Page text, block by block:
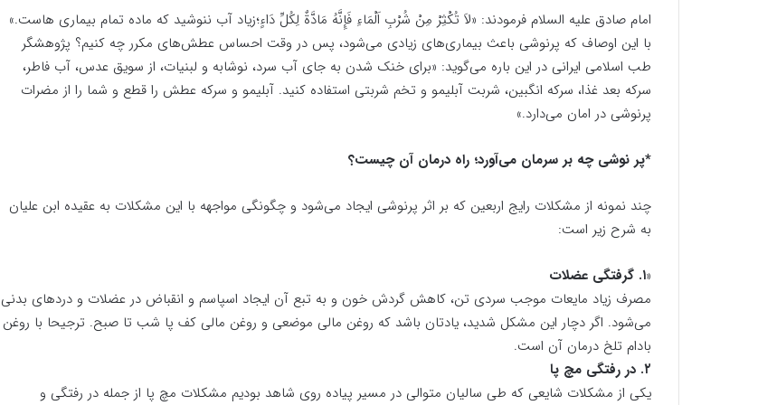
امام صادق علیه السلام فرمودند: «لاَ تُکْثِرْ مِنْ شُرْبِ اَلْمَاءِ فَإِنَّهُ مَادَّةٌ لِکُلِّ دَاءٍ؛زیاد آب ننوشید که ماده تمام بیماری هاست.»
با این اوصاف که پرنوشی باعث بیماری‌های زیادی می‌شود، پس در وقت احساس عطش‌های مکرر چه کنیم؟ پژوهشگر
طب اسلامی ایرانی در این باره می‌گوید: «برای خنک شدن به جای آب سرد، نوشابه و لبنیات، از سویق عدس، آب فاطر،
سرکه بعد غذا، سرکه انگبین، شربت آبلیمو و تخم شربتی استفاده کنید. آبلیمو و سرکه عطش را قطع و شما را از مضرات
پرنوشی در امان می‌دارد.»
*پر نوشی چه بر سرمان می‌آورد؛ راه درمان آن چیست؟
چند نمونه از مشکلات رایج اربعین که بر اثر پرنوشی ایجاد می‌شود و چگونگی مواجهه با این مشکلات به عقیده ابن علیان
به شرح زیر است:
«۱. گرفتگی عضلات
مصرف زیاد مایعات موجب سردی تن، کاهش گردش خون و به تبع آن ایجاد اسپاسم و انقباض در عضلات و دردهای بدنی
می‌شود. اگر دچار این مشکل شدید، یادتان باشد که روغن مالی موضعی و روغن مالی کف پا شب تا صبح. ترجیحا با روغن
بادام تلخ درمان آن است.
۲. در رفتگی مچ پا
یکی از مشکلات شایعی که طی سالیان متوالی در مسیر پیاده روی شاهد بودیم مشکلات مچ پا از جمله در رفتگی و